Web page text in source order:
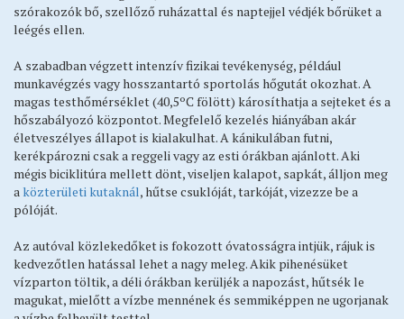
Testvérvárosok
Közművelődés
Tervek, koncepciók, stratégiák, programok
Befektetőbarát Település
BSE
Közérdekű adatok megismerése
Impresszum
szórakozók bő, szellőző ruházattal és naptejjel védjék bőrüket a
leégés ellen.
A szabadban végzett intenzív fizikai tevékenység, például
munkavégzés vagy hosszantartó sportolás hőgutát okozhat. A
magas testhőmérséklet (40,5ºC fölött) károsíthatja a sejteket és a
hőszabályozó központot. Megfelelő kezelés hiányában akár
életveszélyes állapot is kialakulhat. A kánikulában futni,
kerékpározni csak a reggeli vagy az esti órákban ajánlott. Aki
mégis biciklitúra mellett dönt, viseljen kalapot, sapkát, álljon meg
a közterületi kutaknál, hűtse csuklóját, tarkóját, vizezze be a
pólóját.
Az autóval közlekedőket is fokozott óvatosságra intjük, rájuk is
kedvezőtlen hatással lehet a nagy meleg. Akik pihenésüket
vízparton töltik, a déli órákban kerüljék a napozást, hűtsék le
magukat, mielőtt a vízbe mennének és semmiképpen ne ugorjanak